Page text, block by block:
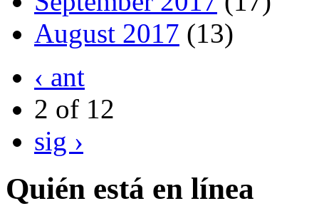
August 2017 (13)
‹ ant
2 of 12
sig ›
Quién está en línea